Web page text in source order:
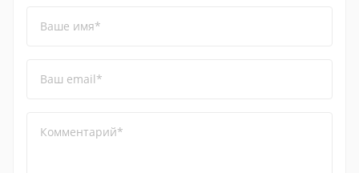
Ваше имя*
Ваш email*
Комментарий*